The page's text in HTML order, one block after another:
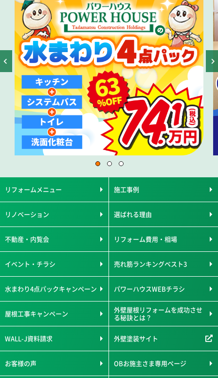
リフォームメニュー 施工事例
リノベーション 選ばれる理由
不動産・内覧会 リフォーム費用・相場
イベント・チラシ 売れ筋ランキングベスト3
水まわり4点パックキャンペーン パワーハウスWEBチラシ
屋根工事キャンペーン
外壁屋根リフォームを成功させ
る秘訣とは？
WALL-J資料請求 外壁塗装サイト
お客様の声 OBお施主さま専用ページ